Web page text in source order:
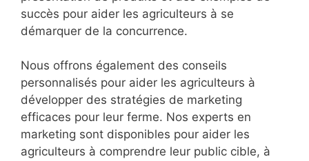
succès pour aider les agriculteurs à se
démarquer de la concurrence.
Nous offrons également des conseils
personnalisés pour aider les agriculteurs à
développer des stratégies de marketing
efficaces pour leur ferme. Nos experts en
marketing sont disponibles pour aider les
agriculteurs à comprendre leur public cible, à